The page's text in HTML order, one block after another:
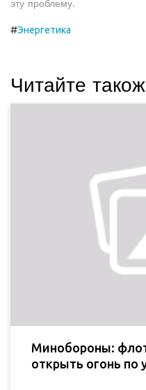
эту проблему.
#Энергетика
Читайте також
Минобороны:
открыть огонь по